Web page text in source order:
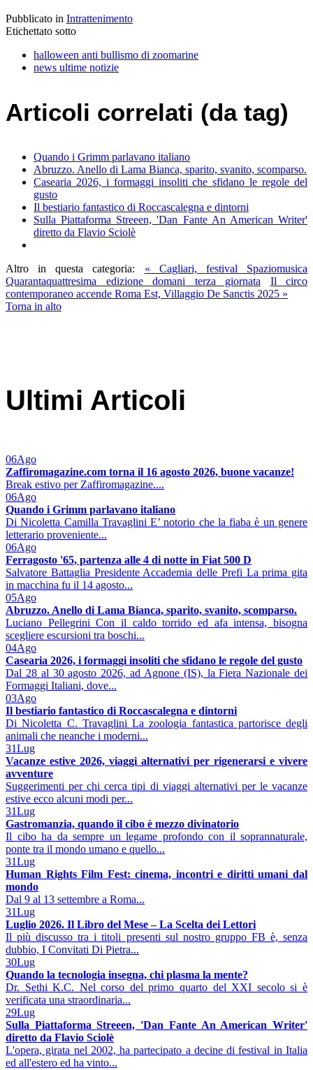
Pubblicato in Intrattenimento
Etichettato sotto
halloween anti bullismo di zoomarine
news ultime notizie
Articoli correlati (da tag)
Quando i Grimm parlavano italiano
Abruzzo. Anello di Lama Bianca, sparito, svanito, scomparso.
Casearia 2026, i formaggi insoliti che sfidano le regole del
gusto
Il bestiario fantastico di Roccascalegna e dintorni
Sulla Piattaforma Streeen, 'Dan Fante An American Writer'
diretto da Flavio Sciolè
Altro in questa categoria:
« Cagliari, festival Spaziomusica
Quarantaquattresima edizione domani terza giornata
Il circo
contemporaneo accende Roma Est, Villaggio De Sanctis 2025 »
Torna in alto
Ultimi Articoli
06Ago
Zaffiromagazine.com torna il 16 agosto 2026, buone vacanze!
Break estivo per Zaffiromagazine....
06Ago
Quando i Grimm parlavano italiano
Di Nicoletta Camilla Travaglini E’ notorio che la fiaba è un genere
letterario proveniente...
06Ago
Ferragosto '65, partenza alle 4 di notte in Fiat 500 D
Salvatore Battaglia Presidente Accademia delle Prefi La prima gita
in macchina fu il 14 agosto...
05Ago
Abruzzo. Anello di Lama Bianca, sparito, svanito, scomparso.
Luciano Pellegrini Con il caldo torrido ed afa intensa, bisogna
scegliere escursioni tra boschi...
04Ago
Casearia 2026, i formaggi insoliti che sfidano le regole del gusto
Dal 28 al 30 agosto 2026, ad Agnone (IS), la Fiera Nazionale dei
Formaggi Italiani, dove...
03Ago
Il bestiario fantastico di Roccascalegna e dintorni
Di Nicoletta C. Travaglini La zoologia fantastica partorisce degli
animali che neanche i moderni...
31Lug
Vacanze estive 2026, viaggi alternativi per rigenerarsi e vivere
avventure
Suggerimenti per chi cerca tipi di viaggi alternativi per le vacanze
estive ecco alcuni modi per...
31Lug
Gastromanzia, quando il cibo è mezzo divinatorio
Il cibo ha da sempre un legame profondo con il soprannaturale,
ponte tra il mondo umano e quello...
31Lug
Human Rights Film Fest: cinema, incontri e diritti umani dal
mondo
Dal 9 al 13 settembre a Roma...
31Lug
Luglio 2026. Il Libro del Mese – La Scelta dei Lettori
Il più discusso tra i titoli presenti sul nostro gruppo FB è, senza
dubbio, I Convitati Di Pietra...
30Lug
Quando la tecnologia insegna, chi plasma la mente?
Dr. Sethi K.C. Nel corso del primo quarto del XXI secolo si è
verificata una straordinaria...
29Lug
Sulla Piattaforma Streeen, 'Dan Fante An American Writer'
diretto da Flavio Sciolè
L'opera, girata nel 2002, ha partecipato a decine di festival in Italia
ed all'estero ed ha vinto...